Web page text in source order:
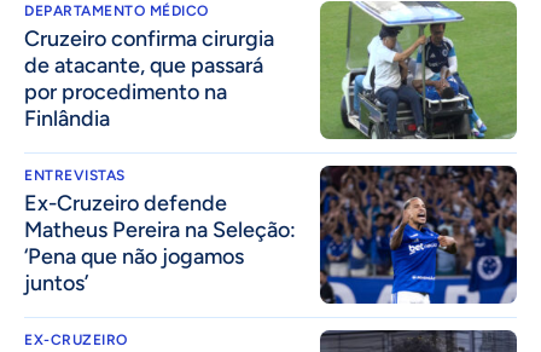
DEPARTAMENTO MÉDICO
Cruzeiro confirma cirurgia
de atacante, que passará
por procedimento na
Finlândia
ENTREVISTAS
Ex-Cruzeiro defende
Matheus Pereira na Seleção:
‘Pena que não jogamos
juntos’
EX-CRUZEIRO